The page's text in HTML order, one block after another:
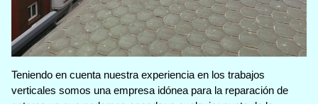
Teniendo en cuenta nuestra experiencia en los trabajos
verticales somos una empresa idónea para la reparación de